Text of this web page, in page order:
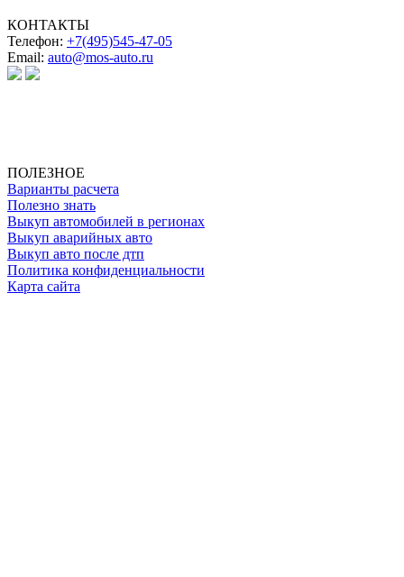
КОНТАКТЫ
Телефон: +7(495)545-47-05
Email: auto@mos-auto.ru
ПОЛЕЗНОЕ
Варианты расчета
Полезно знать
Выкуп автомобилей в регионах
Выкуп аварийных авто
Выкуп авто после дтп
Политика конфиденциальности
Карта сайта